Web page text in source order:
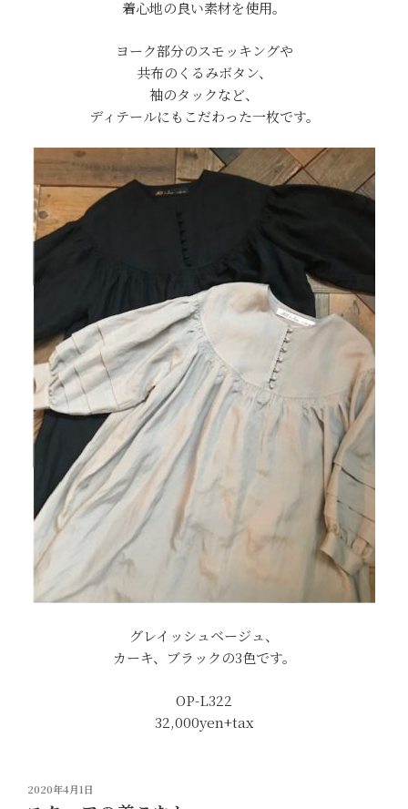
着心地の良い素材を使用。
ヨーク部分のスモッキングや
共布のくるみボタン、
袖のタックなど、
ディテールにもこだわった一枚です。
グレイッシュベージュ、
カーキ、ブラックの3色です。
OP-L322
32,000yen+tax
投
2020年4月1日